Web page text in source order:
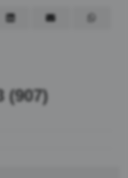
(907)